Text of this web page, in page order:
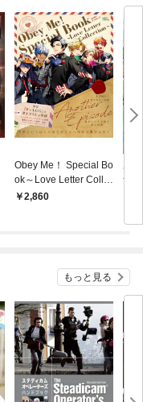
Obey Me！ Special Bo
ok～Love Letter Colle
ction～
2,860
ザ
デ
もっと見る